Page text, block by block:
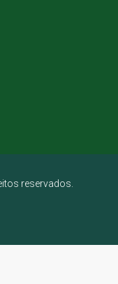
reservados.